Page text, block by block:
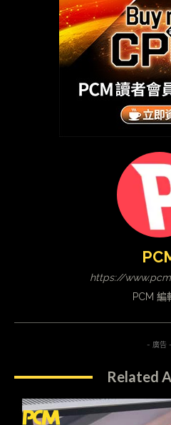
https://
PCM 編
- 廣告 -
Related